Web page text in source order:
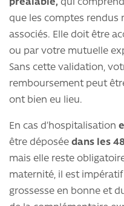
préalable, qui
que les comptes rendus
associés. Elle doit être
ou par votre mutuelle
Sans cette validation,
remboursement peut
ont bien eu lieu.
En cas d’hospitalisation
être déposée dans les
mais elle reste
maternité, il est
grossesse en bonne et